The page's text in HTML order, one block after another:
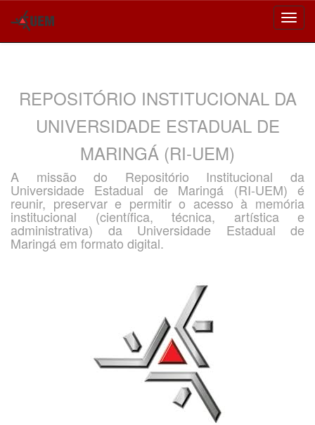
REPOSITÓRIO INSTITUCIONAL DA
UNIVERSIDADE ESTADUAL DE
MARINGÁ (RI-UEM)
A missão do Repositório Institucional da
Universidade Estadual de Maringá (RI-UEM) é
reunir, preservar e permitir o acesso à memória
institucional (científica, técnica, artística e
administrativa) da Universidade Estadual de
Maringá em formato digital.